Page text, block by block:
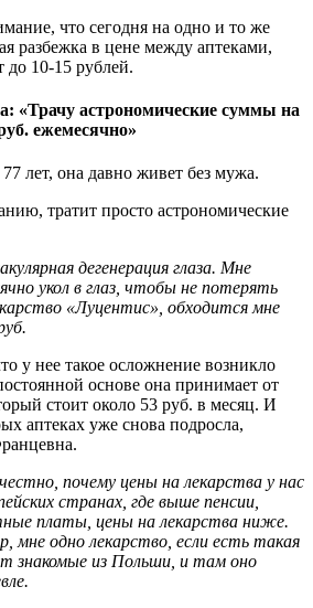
что сегодня на одно и то же
разбежка в цене между аптеками,
до 10-15 рублей.
«Трачу астрономические суммы на
ежемесячно»
лет, она давно живет без мужа.
тратит просто астрономические
дегенерация глаза. Мне
укол в глаз, чтобы не потерять
«Луцентис», обходится мне
у нее такое осложнение возникло
основе она принимает от
стоит около 53 руб. в месяц. И
аптеках уже снова подросла,
почему цены на лекарства у нас
странах, где выше пенсии,
платы, цены на лекарства ниже.
мне одно лекарство, если есть такая
знакомые из Польши, и там оно